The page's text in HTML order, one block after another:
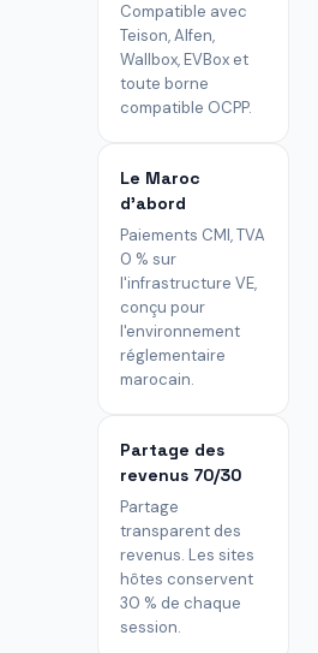
Compatible avec
Teison, Alfen,
Wallbox, EVBox et
toute borne
compatible OCPP.
Le Maroc
d'abord
Paiements CMI, TVA
0 % sur
l'infrastructure VE,
conçu pour
l'environnement
réglementaire
marocain.
Partage des
revenus 70/30
Partage
transparent des
revenus. Les sites
hôtes conservent
30 % de chaque
session.